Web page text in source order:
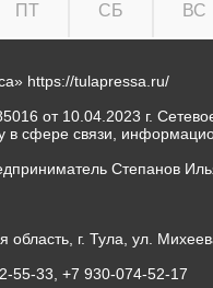
ПТ СБ ВС
https://tulapressa.ru/
от 10.04.2023 г.
в сфере связи,
Степанов
область, г. Тула, ул.
55-33, +7 930-074-52-17